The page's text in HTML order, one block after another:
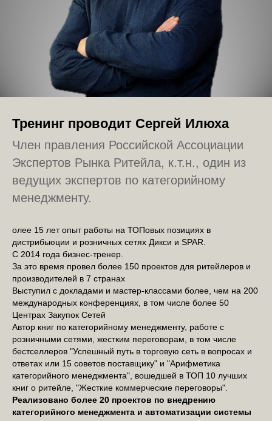
Тренинг проводит Сергей Илюха
Член правления Российской Ассоциации
Экспертов Рынка Ритейла, к.т.н., один из
ведущих экспертов по категорийному
менеджменту.
олее 15 лет опыт работы на ТОПовых позициях в
дистрибьюции и розничных сетях Дикси и SPAR.
С 2014 года бизнес-тренер.
За это время провел более 150 проектов для ритейлеров и
производителей в 7 странах
Выступил с докладами и мастер-классами более, чем на 200
международных конференциях, в том числе более 50
Центрах Закупок Сетей
Автор книг по категорийному менеджменту, работе с
розничными сетями, жестким переговорам, в том числе
бестселлеров "Успешный путь в торговую сеть в вопросах и
ответах или 15 советов поставщику" и "Арифметика
категорийного менеджмента", вошедшей в ТОП 10 лучших
книг о ритейле, "Жесткие коммерческие переговоры".
Реализовано более 20 проектов по внедрению
категорийного менеджмента и автоматизации системы